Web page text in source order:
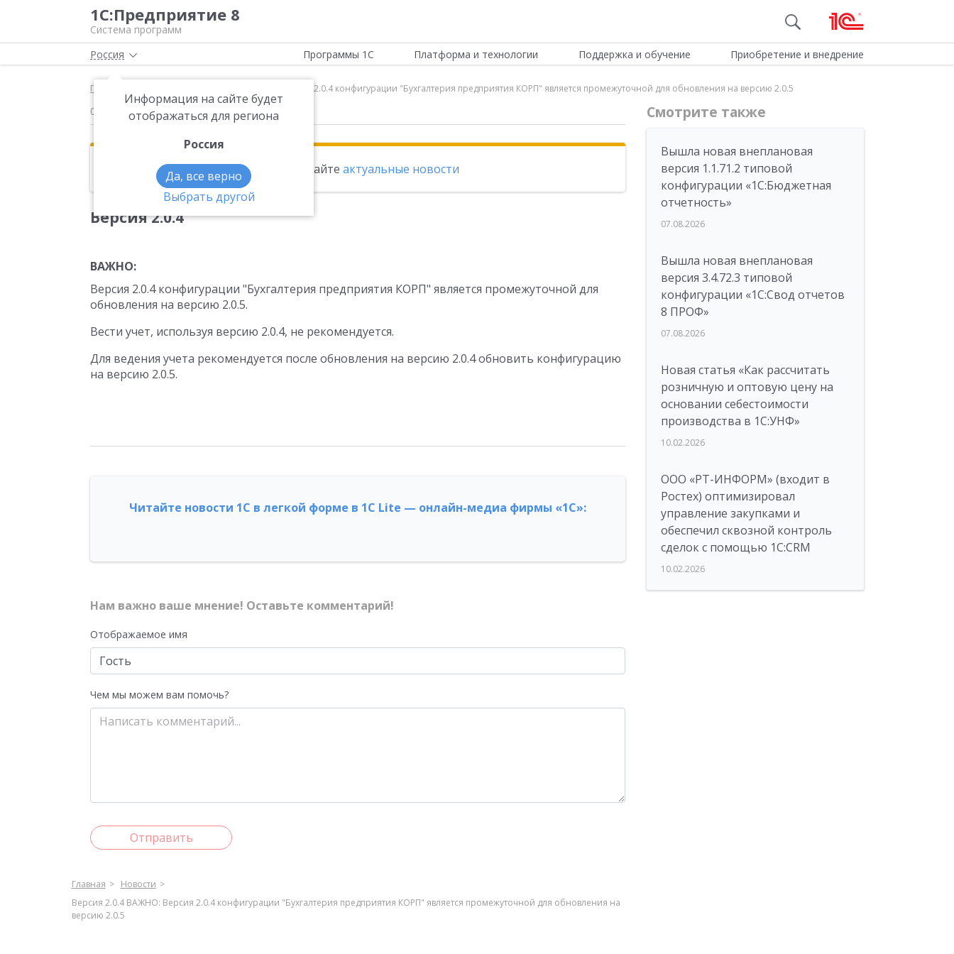
1С:Предприятие 8
Система программ
Россия
Информация на сайте будет
отображаться для региона
Россия
Да, все верно
Выбрать другой
Программы 1С Платформа и технологии Поддержка и обучение Приобретение и внедрение
Главная Версия 2.0.4 ВАЖНО: Версия 2.0.4 конфигурации "Бухгалтерия предприятия КОРП" является промежуточной для обновления на версию 2.0.5
09.07.2009
Эта новость находится в архиве. Читайте актуальные новости
Версия 2.0.4
ВАЖНО:
Версия 2.0.4 конфигурации "Бухгалтерия предприятия КОРП" является промежуточной для
обновления на версию 2.0.5.
Вести учет, используя версию 2.0.4, не рекомендуется.
Для ведения учета рекомендуется после обновления на версию 2.0.4 обновить конфигурацию
на версию 2.0.5.
Читайте новости 1С в легкой форме в 1С Lite — онлайн-медиа фирмы «1С»:
Нам важно ваше мнение! Оставьте комментарий!
Отображаемое имя
Чем мы можем вам помочь?
Отправить
Смотрите также
Вышла новая внеплановая
версия 1.1.71.2 типовой
конфигурации «1C:Бюджетная
отчетность»
07.08.2026
Вышла новая внеплановая
версия 3.4.72.3 типовой
конфигурации «1C:Свод отчетов
8 ПРОФ»
07.08.2026
Новая статья «Как рассчитать
розничную и оптовую цену на
основании себестоимости
производства в 1С:УНФ»
10.02.2026
ООО «РТ-ИНФОРМ» (входит в
Ростех) оптимизировал
управление закупками и
обеспечил сквозной контроль
сделок с помощью 1С:CRM
10.02.2026
Главная
Новости
Версия 2.0.4 ВАЖНО: Версия 2.0.4 конфигурации "Бухгалтерия предприятия КОРП" является промежуточной для обновления на
версию 2.0.5